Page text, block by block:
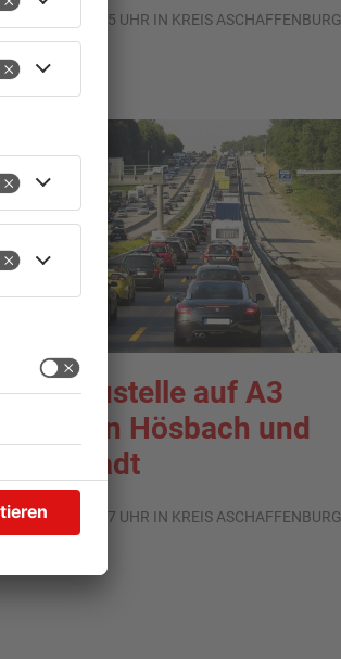
07.08.2026, 08:15 UHR IN KREIS ASCHAFFENBURG
auf A3
zwischen Hösbach und
Stockstadt
15:57 UHR IN KREIS ASCHAFFENBURG